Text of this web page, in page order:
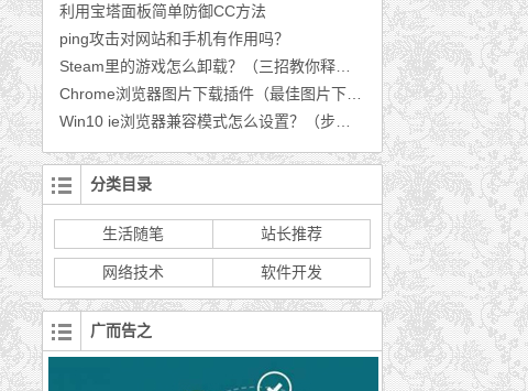
利用宝塔面板简单防御CC方法
ping攻击对网站和手机有作用吗？
分类目录
生活随笔 站长推荐
网络技术 软件开发
广而告之